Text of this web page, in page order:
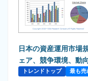
日本の資産運用市場
ェア、競争環境、動
トレンドトップ 最も売